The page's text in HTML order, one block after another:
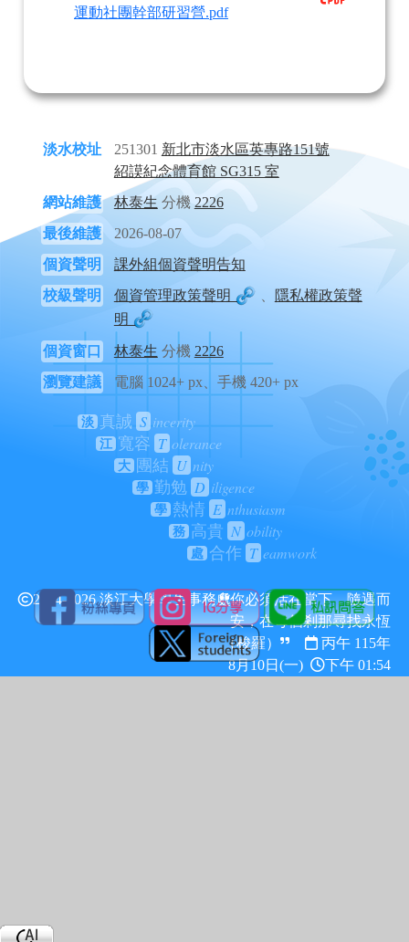
運動社團幹部研習營.pdf
淡水校址 251301 新北市淡水區英專路151號
紹謨紀念體育館 SG315 室
網站維護
林泰生 分機 2226
最後維護
2026-08-07
個資聲明
課外組個資聲明告知
校級聲明
個資管理政策聲明 、
隱私權政策聲
明
個資窗口 林泰生 分機 2226
瀏覽建議
電腦 1024+ px、手機 420+ px
淡 真誠 S incerity
江 寬容 T olerance
大 團結 U nity
學 勤勉 D iligence
學 熱情 E nthusiasm
務 高貴 N obility
處 合作 T eamwork
2024-2026 淡江大學學生事務處你必須活在當下，隨遇而
安，在每個剎那尋找永恆
（梭羅）
丙午 115年
8月10日(一)
下午 01:54